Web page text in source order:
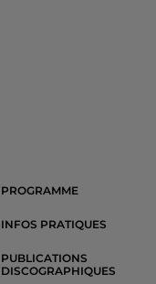
PROGRAMME
INFOS PRATIQUES
PUBLICATIONS
DISCOGRAPHIQUES